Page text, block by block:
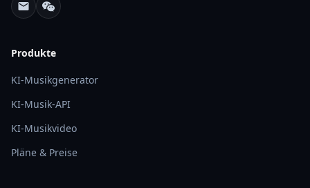
Produkte
KI-Musikgenerator
KI-Musik-API
KI-Musikvideo
Pläne & Preise